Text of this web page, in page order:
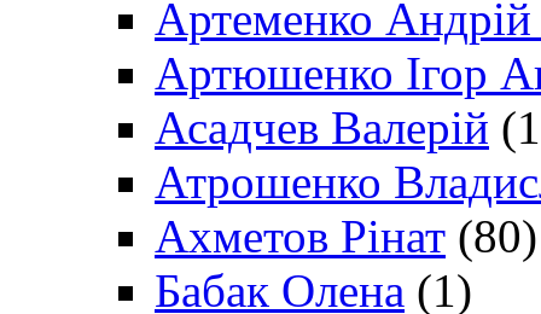
Артеменко Андрій
Артюшенко Ігор
Асадчев Валерій
Атрошенко
Ахметов Рінат (80)
Бабак Олена (1)